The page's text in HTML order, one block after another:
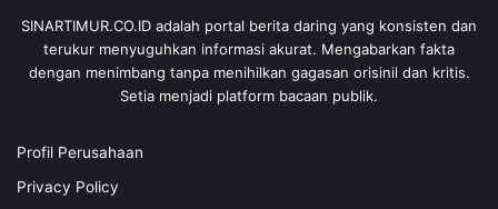
SINARTIMUR.CO.ID adalah portal berita daring yang konsisten dan
terukur menyuguhkan informasi akurat. Mengabarkan fakta
dengan menimbang tanpa menihilkan gagasan orisinil dan kritis.
Setia menjadi platform bacaan publik.
Profil Perusahaan
Privacy Policy